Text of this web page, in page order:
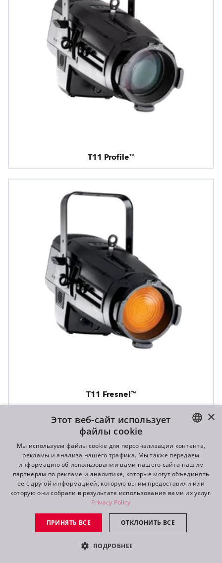
T11 Profile™
T11 Fresnel™
ENGLISH
DE
FR
RU
×
Этот веб-сайт использует
файлы cookie
Мы используем файлы cookie для персонализации контента,
рекламы и анализа нашего трафика. Мы также передаем
информацию об использовании вами нашего сайта нашим
партнерам по рекламе и аналитике, которые могут объединять
ее с другой информацией, которую вы им предоставили или
которую они собрали в результате использования вами их услуг.
Privacy Policy
ПРИНЯТЬ ВСЕ ОТКЛОНИТЬ ВСЕ
ПОДРОБНЕЕ